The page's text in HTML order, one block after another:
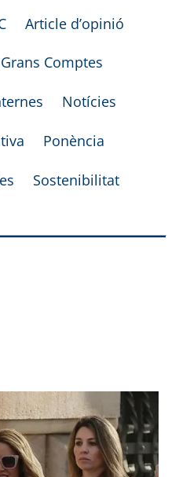
Article d’opinió
Grans Comptes
Notícies
Ponència
Sostenibilitat